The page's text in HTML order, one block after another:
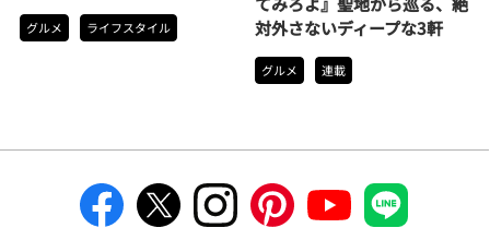
グルメ ライフスタイル
対外さないディープな3軒
グルメ 連載